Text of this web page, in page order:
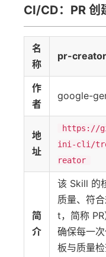
CI/CD：PR 创
名
称
pr-creator
作
者
google-
地
址
https://
ini-cli/
reator
简
介
该 Skill 的
质量、符
t，简称 PR
确保每一
板与质量